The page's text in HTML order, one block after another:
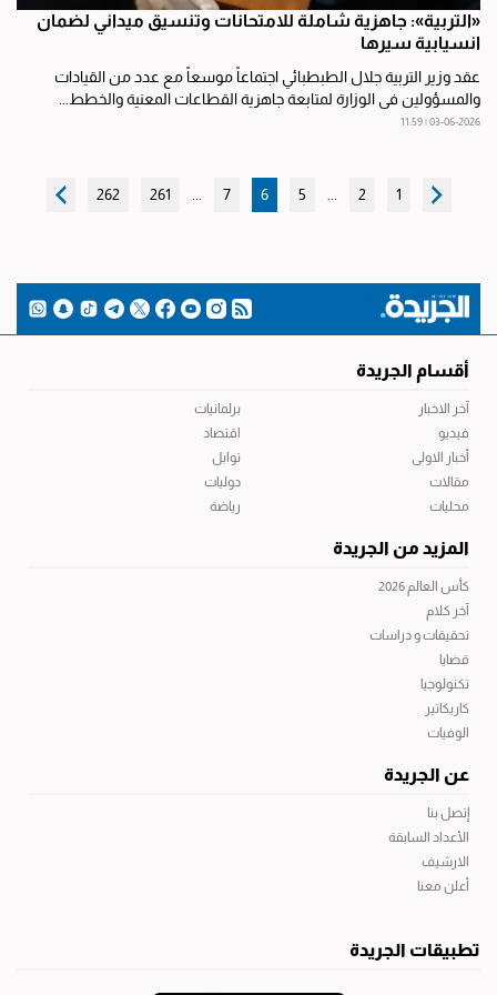
«التربية»: جاهزية شاملة للامتحانات وتنسيق ميداني لضمان
انسيابية سيرها
عقد وزير التربية جلال الطبطبائي اجتماعاً موسعاً مع عدد من القيادات
والمسؤولين في الوزارة لمتابعة جاهزية القطاعات المعنية والخطط...
03-06-2026 | 11:59
1
2
5
6
7
261
262
أقسام الجريدة
آخر الاخبار
فيديو
أخبار الاولى
مقالات
محليات
برلمانيات
اقتصاد
توابل
دوليات
رياضة
المزيد من الجريدة
كأس العالم 2026
آخر كلام
تحقيقات و دراسات
قضايا
تكنولوجيا
كاريكاتير
الوفيات
عن الجريدة
إتصل بنا
الأعداد السابقة
الارشيف
أعلن معنا
تطبيقات الجريدة